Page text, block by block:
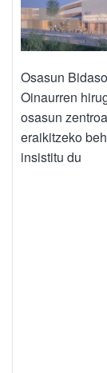
Osasun
Oinaurren
osasun
eraikitzeko
insistitu du